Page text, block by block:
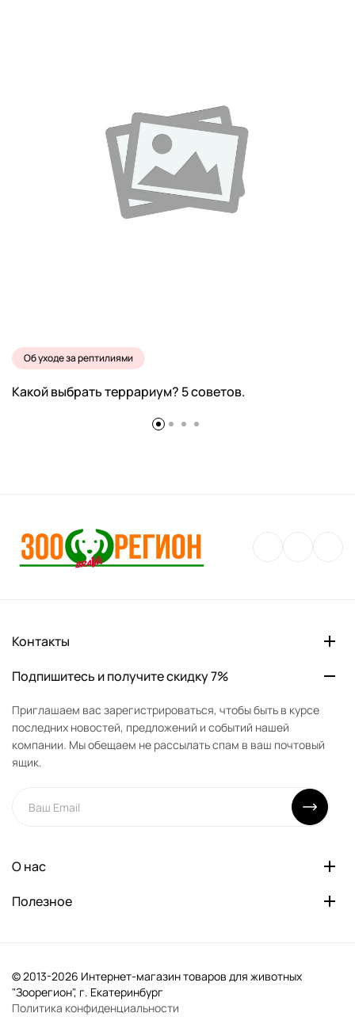
Об уходе за рептилиями
Какой выбрать террариум? 5 советов.
Контакты
Подпишитесь и получите скидку 7%
Приглашаем вас зарегистрироваться, чтобы быть в курсе
последних новостей, предложений и событий нашей
компании. Мы обещаем не рассылать спам в ваш почтовый
ящик.
О нас
Полезное
© 2013-2026 Интернет-магазин товаров для животных
"Зоорегион", г. Екатеринбург
Политика конфиденциальности